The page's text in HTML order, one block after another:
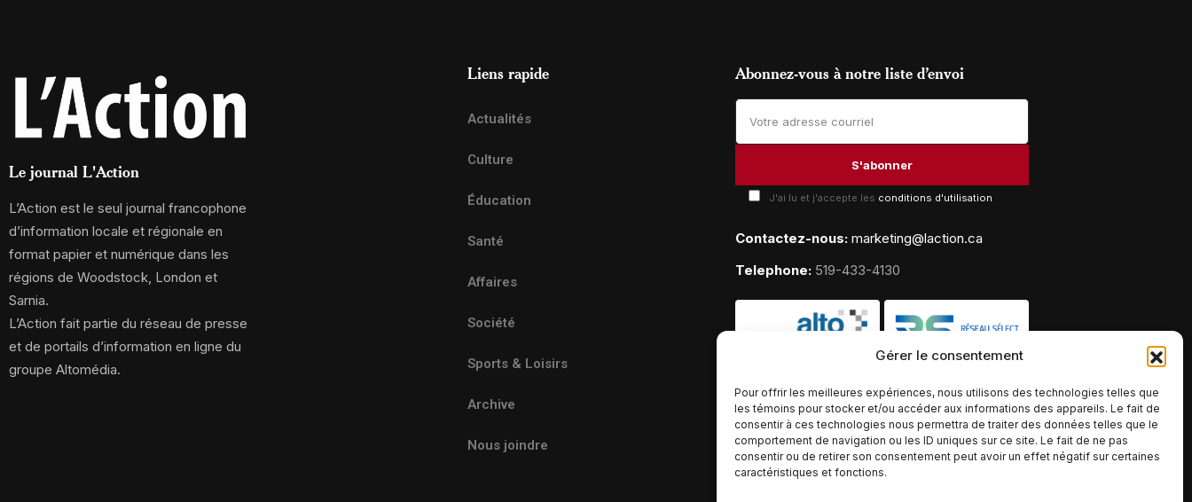
Gérer le consentement
Pour offrir les meilleures expériences, nous utilisons des technologies telles que
les témoins pour stocker et/ou accéder aux informations des appareils. Le fait de
consentir à ces technologies nous permettra de traiter des données telles que le
comportement de navigation ou les ID uniques sur ce site. Le fait de ne pas
consentir ou de retirer son consentement peut avoir un effet négatif sur certaines
caractéristiques et fonctions.
Le journal L'Action
L’Action est le seul journal francophone
d’information locale et régionale en
format papier et numérique dans les
régions de Woodstock, London et
Sarnia.
L’Action fait partie du réseau de presse
et de portails d’information en ligne du
groupe Altomédia.
Liens rapide
Actualités
Culture
Éducation
Santé
Affaires
Société
Sports & Loisirs
Archive
Nous joindre
Abonnez-vous à notre liste d’envoi
J'ai lu et j'accepte les conditions d'utilisation
Contactez-nous: marketing@laction.ca
Telephone: 519-433-4130